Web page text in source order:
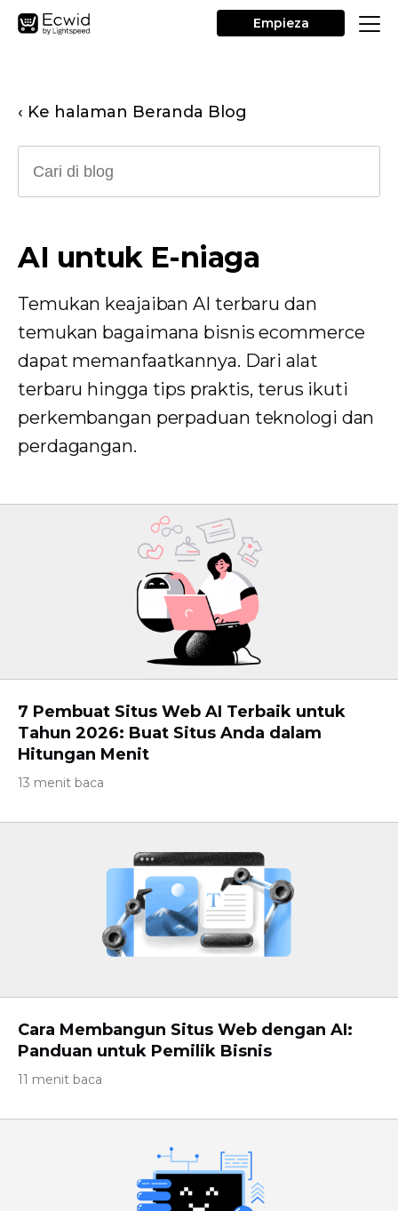
Empieza
‹ Ke halaman Beranda Blog
AI untuk E-niaga
Temukan keajaiban AI terbaru dan
temukan bagaimana bisnis ecommerce
dapat memanfaatkannya. Dari alat
terbaru hingga tips praktis, terus ikuti
perkembangan perpaduan teknologi dan
perdagangan.
7 Pembuat Situs Web AI Terbaik untuk
Tahun 2026: Buat Situs Anda dalam
Hitungan Menit
13 menit baca
Cara Membangun Situs Web dengan AI:
Panduan untuk Pemilik Bisnis
11 menit baca